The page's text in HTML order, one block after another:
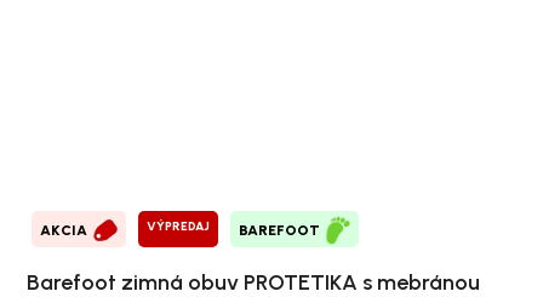
AKCIA VÝPREDAJ BAREFOOT
Barefoot zimná obuv PROTETIKA s mebránou